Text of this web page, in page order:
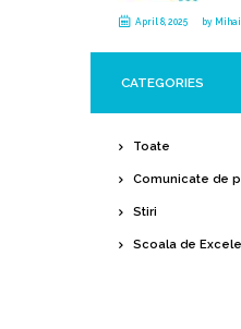
April 8, 2025 by
CATEGORIES
Toate
Comunicate de
Stiri
Scoala de